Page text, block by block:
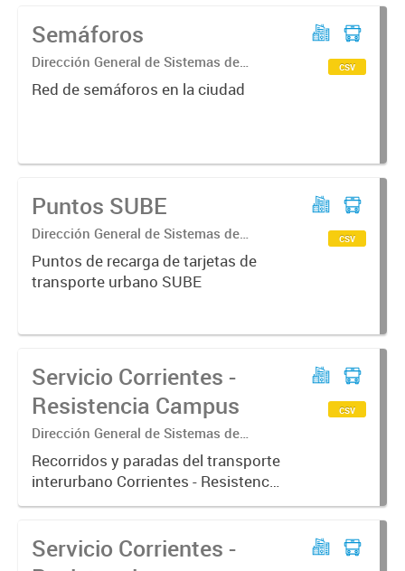
de los distintos medios.
Semáforos
Dirección General de Sistemas de
Información Geográfica
Red de semáforos en la ciudad
csv
Puntos SUBE
Dirección General de Sistemas de
Información Geográfica
Puntos de recarga de tarjetas de
transporte urbano SUBE
csv
Servicio Corrientes -
Resistencia Campus
Dirección General de Sistemas de
Información Geográfica
Recorridos y paradas del transporte
interurbano Corrientes - Resistencia
ramal Campus
csv
Servicio Corrientes -